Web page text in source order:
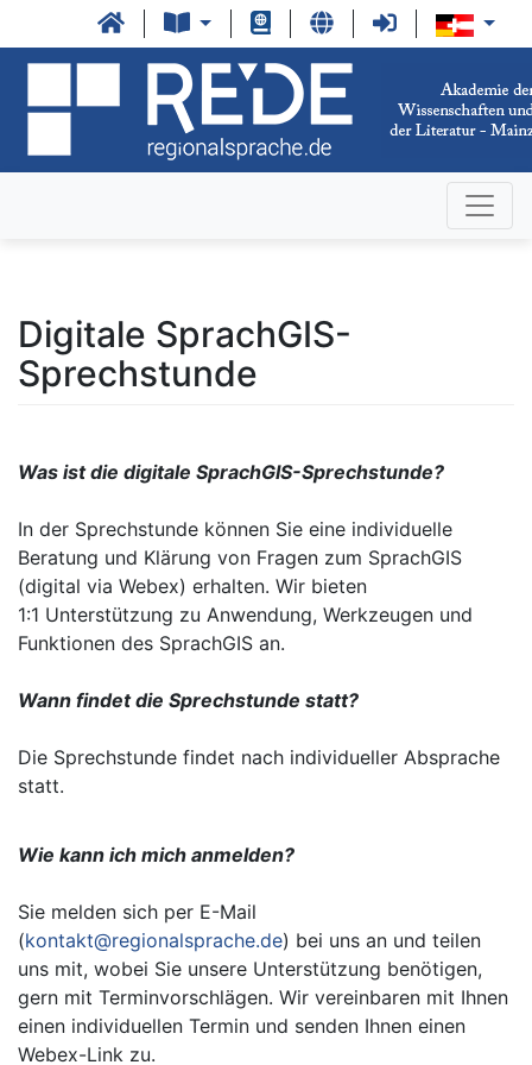
Digitale SprachGIS-
Sprechstunde
Was ist die digitale SprachGIS-Sprechstunde?
In der Sprechstunde können Sie eine individuelle
Beratung und Klärung von Fragen zum SprachGIS
(digital via Webex) erhalten. Wir bieten
1:1 Unterstützung zu Anwendung, Werkzeugen und
Funktionen des SprachGIS an.
Wann findet die Sprechstunde statt?
Die Sprechstunde findet nach individueller Absprache
statt.
Wie kann ich mich anmelden?
Sie melden sich per E-Mail
(kontakt@regionalsprache.de) bei uns an und teilen
uns mit, wobei Sie unsere Unterstützung benötigen,
gern mit Terminvorschlägen. Wir vereinbaren mit Ihnen
einen individuellen Termin und senden Ihnen einen
Webex-Link zu.